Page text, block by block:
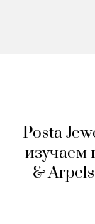
Posta
изучаем
&